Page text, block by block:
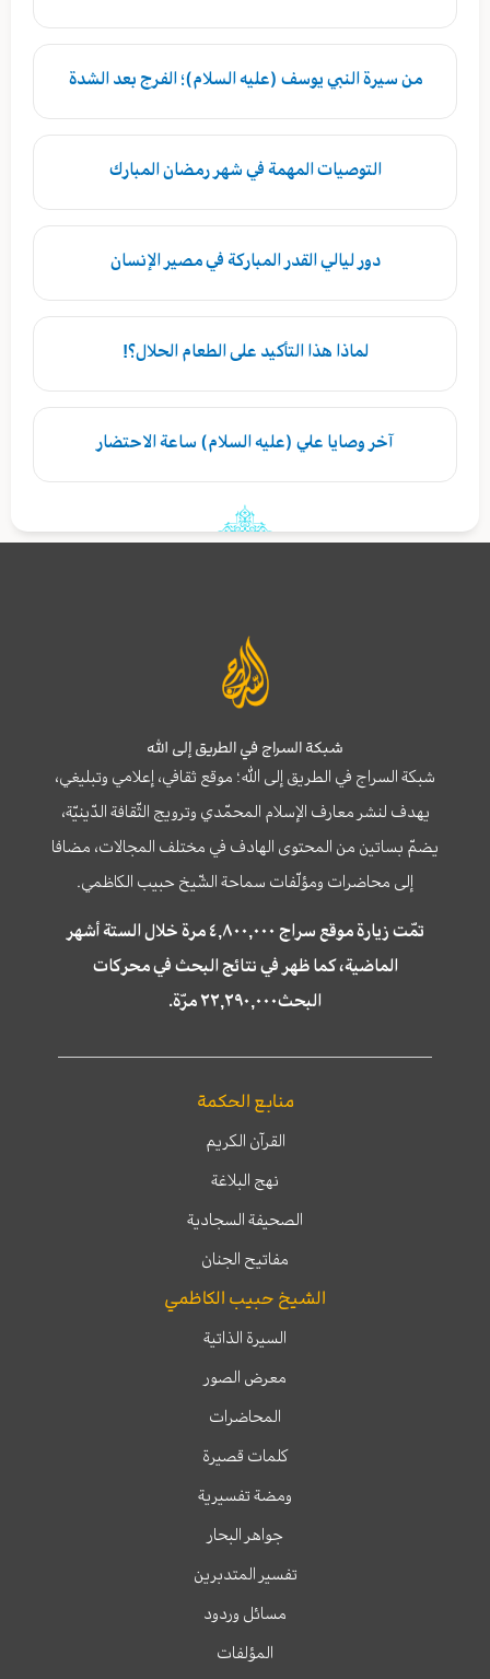
من سيرة النبي يوسف (عليه السلام)؛ الفرج بعد الشدة
التوصيات المهمة في شهر رمضان المبارك
دور ليالي القدر المباركة في مصير الإنسان
لماذا هذا التأكيد على الطعام الحلال؟!
آخر وصايا علي (عليه السلام) ساعة الاحتضار
شبكة السراج في الطريق إلى الله
شبكة السراج في الطريق إلى الله؛ موقع ثقافي، إعلامي وتبليغي،
يهدف لنشر معارف الإسلام المحمّدي وترويج الثّقافة الدّينيّة،
يضمّ بساتين من المحتوى الهادف في مختلف المجالات، مضافا
إلى محاضرات ومؤلّفات سماحة الشّيخ حبيب الكاظمي.
تمّت زيارة موقع سراج ٤,٨٠٠,٠٠٠ مرة خلال الستة أشهر
الماضية، كما ظهر في نتائج البحث في محركات
البحث٢٢,٢٩٠,٠٠٠ مرّة.
منابع الحكمة
القرآن الكريم
نهج البلاغة
الصحيفة السجادية
مفاتيح الجنان
الشيخ حبيب الكاظمي
السيرة الذاتية
معرض الصور
المحاضرات
كلمات قصيرة
ومضة تفسيرية
جواهر البحار
تفسير المتدبرين
مسائل وردود
المؤلفات